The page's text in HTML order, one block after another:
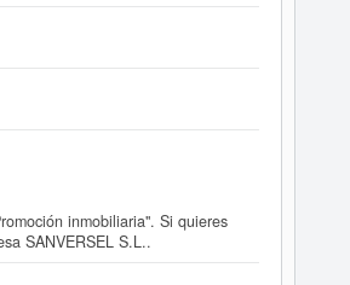
inmobiliaria". Si quieres
SANVERSEL S.L..